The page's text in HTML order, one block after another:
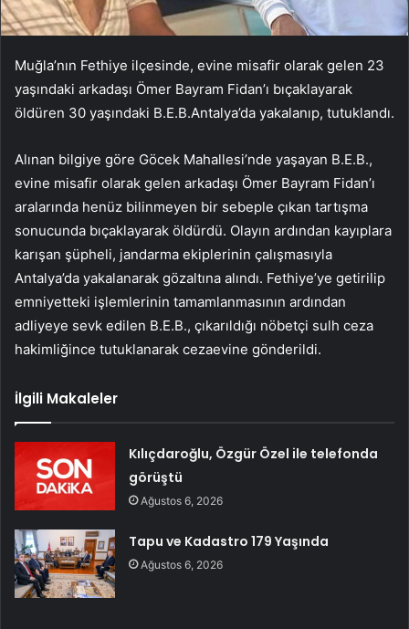
Muğla’nın Fethiye ilçesinde, evine misafir olarak gelen 23
yaşındaki arkadaşı Ömer Bayram Fidan’ı bıçaklayarak
öldüren 30 yaşındaki B.E.B.Antalya’da yakalanıp, tutuklandı.
Alınan bilgiye göre Göcek Mahallesi’nde yaşayan B.E.B.,
evine misafir olarak gelen arkadaşı Ömer Bayram Fidan’ı
aralarında henüz bilinmeyen bir sebeple çıkan tartışma
sonucunda bıçaklayarak öldürdü. Olayın ardından kayıplara
karışan şüpheli, jandarma ekiplerinin çalışmasıyla
Antalya’da yakalanarak gözaltına alındı. Fethiye’ye getirilip
emniyetteki işlemlerinin tamamlanmasının ardından
adliyeye sevk edilen B.E.B., çıkarıldığı nöbetçi sulh ceza
hakimliğince tutuklanarak cezaevine gönderildi.
İlgili Makaleler
Kılıçdaroğlu, Özgür Özel ile telefonda
görüştü
Ağustos 6, 2026
Tapu ve Kadastro 179 Yaşında
Ağustos 6, 2026